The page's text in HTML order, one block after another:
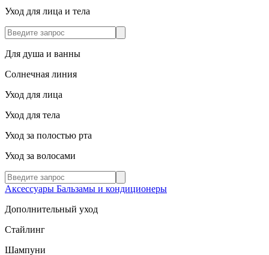
Уход для лица и тела
Для душа и ванны
Солнечная линия
Уход для лица
Уход для тела
Уход за полостью рта
Уход за волосами
Аксессуары Бальзамы и кондиционеры
Дополнительный уход
Стайлинг
Шампуни